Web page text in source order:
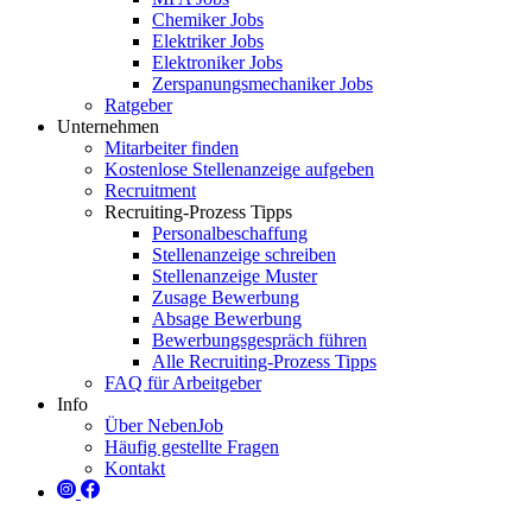
Chemiker Jobs
Elektriker Jobs
Elektroniker Jobs
Zerspanungsmechaniker Jobs
Ratgeber
Unternehmen
Mitarbeiter finden
Kostenlose Stellenanzeige aufgeben
Recruitment
Recruiting-Prozess Tipps
Personalbeschaffung
Stellenanzeige schreiben
Stellenanzeige Muster
Zusage Bewerbung
Absage Bewerbung
Bewerbungsgespräch führen
Alle Recruiting-Prozess Tipps
FAQ für Arbeitgeber
Info
Über NebenJob
Häufig gestellte Fragen
Kontakt